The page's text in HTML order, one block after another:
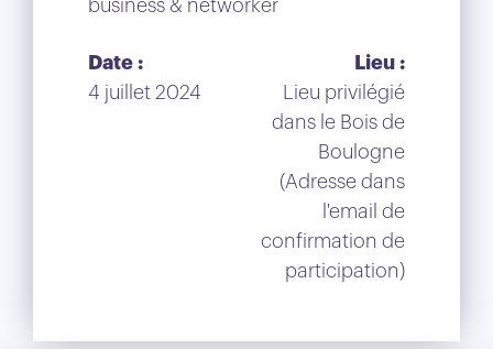
business & networker
Date :
4 juillet 2024
Lieu :
Lieu privilégié
dans le Bois de
Boulogne
(Adresse dans
l'email de
confirmation de
participation)